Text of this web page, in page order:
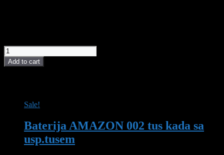
Add to cart
Sale!
Baterija AMAZON 002 tus kada sa
usp.tusem